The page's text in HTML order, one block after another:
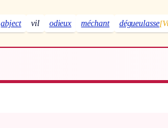
abject vil odieux méchant dégueulasse